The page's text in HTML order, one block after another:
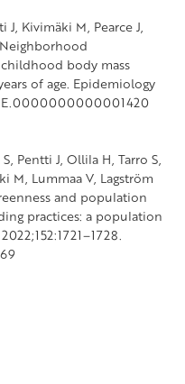
J, Kivimäki M, Pearce J,
body mass
of age. Epidemiology
Pentti J, Ollila H, Tarro S,
M, Lummaa V, Lagström
and population
practices: a population